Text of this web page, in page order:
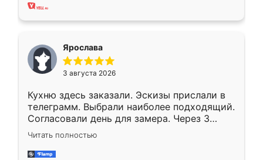
Ярослава
3 августа 2026
Кухню здесь заказали. Эскизы прислали в
телеграмм. Выбрали наиболее подходящий.
Согласовали день для замера. Через 3
недели кухня была уже готова. Остались
довольны работой. Спасибо Ренессанс
мебель за качественную работу!
Читать полностью